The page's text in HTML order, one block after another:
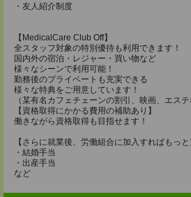
・友人紹介制度
【MedicalCare Club Off】
全スタッフ対象の特別優待も利用できます！
国内外の宿泊・レジャー・買い物など
様々なシーンで利用可能！
勤務後のプライベートも充実できる
様々な特典をご用意しています！
（某有名カフェチェーンの割引、映画、エステ
【資格取得にかかる費用の補助あり】
働きながら資格取得も目指せます！
【さらに就業後、労働組合に加入すればもっと
・結婚手当
・出産手当
など